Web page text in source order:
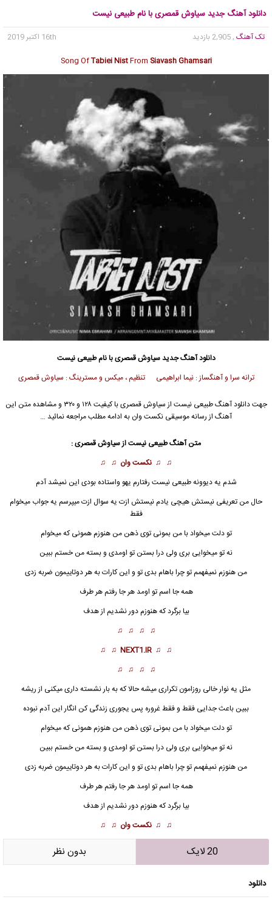
دانلود آهنگ جدید سیاوش قمصری با نام طبیعی نیست
تک آهنگ , 2,905 بازدید
16th اکتبر 2019
Song OfTabiei NistFrom Siavash Ghamsari
دانلود آهنگ جدیدسیاوش قمصریبا نام طبیعی نیست
ترانه سرا و آهنگساز : نیما ابراهیمی تنظیم ، میکس و مسترینگ : سیاوش قمصری
جهت دانلود آهنگ طبیعی نیست از سیاوش قمصری
با کیفیت ۱۲۸ و ۳۲۰ و مشاهده متن این
آهنگ از رسانه موسیقی نکست وان به ادامه مطلب مراجعه نمائید …
متن آهنگطبیعی نیستازسیاوش قمصری:
♫ ♫ نکست وان ♫ ♫
شدم یه دیوونهطبیعی نیست رفتارم یهو واستاده بودی این نمیشد آدم
حال من تعریفی نیستش هیچی یادم نیستش ازت یه سوال ازت میپرسم یه جواب میخوام
فقط
تو دلت میخواد با من بمونی توی ذهن من هنوزم همونی که میخوام
نه تو میخوایی بری ولی درا بستن تو اومدی و بسته من خستم ببین
من هنوزم نمیفهمم تو چرا باهام بدی تو و این کارات به هر دوتاییمون ضربه زدی
همه جا اسم تو اومد هر جا رفتم هر طرف
بیا برگرد که هنوزم دور نشدیم از هدف
♫ ♫ ♫ ♫
♫ ♫
NEXT1.IR
♫ ♫
♫ ♫ ♫ ♫
مثل یه نوار خالی روزامون تکراری میشه حالا که به بار نشسته داری میکنی از ریشه
ببین باعث جدایی فقط و فقط غروره پس یجوری زندگی کن انگار این آدم نبوده
تو دلت میخواد با من بمونی توی ذهن من هنوزم همونی که میخوام
نه تو میخوایی بری ولی درا بستن تو اومدی و بسته من خستم ببین
من هنوزم نمیفهمم تو چرا باهام بدی تو و این کارات به هر دوتاییمون ضربه زدی
همه جا اسم تو اومد هر جا رفتم هر طرف
بیا برگرد که هنوزم دور نشدیم از هدف
♫ ♫ نکست وان ♫ ♫
20 لایک بدون نظر
دانلود